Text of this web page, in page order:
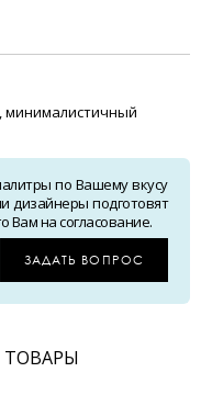
по Вашему вкусу
дизайнеры подготовят
Вам на согласование.
ЗАДАТЬ ВОПРОС